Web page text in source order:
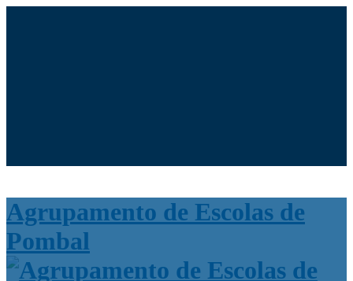
for:
Agrupamento de Escolas de
Pombal